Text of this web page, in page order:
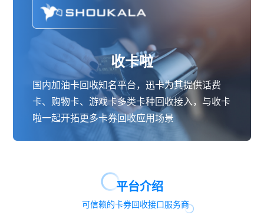
收卡啦
国内加油卡回收知名平台，迅卡为其提供话费
卡、购物卡、游戏卡多类卡种回收接入，与收卡
啦一起开拓更多卡券回收应用场景
平台介绍
可信赖的卡券回收接口服务商